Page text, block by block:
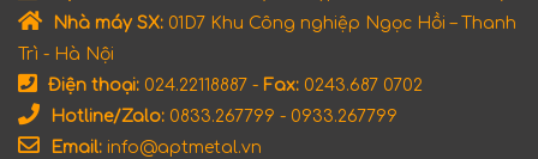
Nhà máy SX: 01D7 Khu Công nghiệp Ngọc Hồi – Thanh
Trì - Hà Nội
Điện thoại: 024.22118887 - Fax: 0243.687 0702
Hotline/Zalo: 0833.267799 - 0933.267799
Email: info@aptmetal.vn